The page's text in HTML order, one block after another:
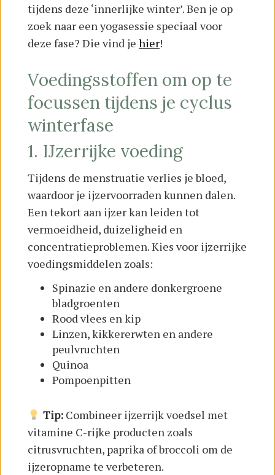
tijdens deze ‘innerlijke winter’. Ben je op
zoek naar een yogasessie speciaal voor
deze fase? Die vind je hier!
Voedingsstoffen om op te
focussen tijdens je cyclus
winterfase
1. IJzerrijke voeding
Tijdens de menstruatie verlies je bloed,
waardoor je ijzervoorraden kunnen dalen.
Een tekort aan ijzer kan leiden tot
vermoeidheid, duizeligheid en
concentratieproblemen. Kies voor ijzerrijke
voedingsmiddelen zoals:
Spinazie en andere donkergroene
bladgroenten
Rood vlees en kip
Linzen, kikkererwten en andere
peulvruchten
Quinoa
Pompoenpitten
Tip:Combineer ijzerrijk voedsel met
vitamine C-rijke producten zoals
citrusvruchten, paprika of broccoli om de
ijzeropname te verbeteren.